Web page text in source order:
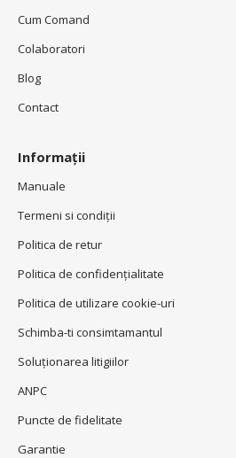
Cum Comand
Colaboratori
Blog
Contact
Informații
Manuale
Termeni si condiţii
Politica de retur
Politica de confidenţialitate
Politica de utilizare cookie-uri
Schimba-ti consimtamantul
Soluționarea litigiilor
ANPC
Puncte de fidelitate
Garantie